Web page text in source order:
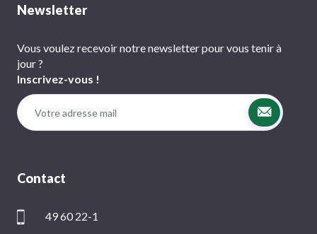
Newsletter
Vous voulez recevoir notre newsletter pour vous tenir à
jour ?
Inscrivez-vous !
Contact
49 60 22-1